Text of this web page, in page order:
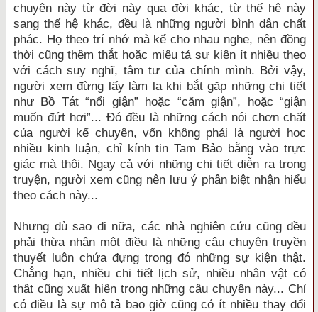
chuyện này từ đời này qua đời khác, từ thế hệ này
sang thế hệ khác, đều là những người bình dân chất
phác. Họ theo trí nhớ mà kể cho nhau nghe, nên đồng
thời cũng thêm thắt hoặc miêu tả sự kiện ít nhiều theo
với cách suy nghĩ, tâm tư của chính mình. Bởi vậy,
người xem đừng lấy làm lạ khi bắt gặp những chi tiết
như Bồ Tát “nổi giận” hoặc “căm giận”, hoặc “giận
muốn đứt hơi”... Đó đều là những cách nói chơn chất
của người kể chuyện, vốn không phải là người học
nhiều kinh luận, chỉ kính tin Tam Bảo bằng vào trực
giác mà thôi. Ngay cả với những chi tiết diễn ra trong
truyện, người xem cũng nên lưu ý phân biệt nhận hiểu
theo cách này...
Nhưng dù sao đi nữa, các nhà nghiên cứu cũng đều
phải thừa nhận một điều là những câu chuyện truyền
thuyết luôn chứa đựng trong đó những sự kiện thật.
Chẳng hạn, nhiều chi tiết lịch sử, nhiều nhân vật có
thật cũng xuất hiện trong những câu chuyện này... Chỉ
có điều là sự mô tả bao giờ cũng có ít nhiều thay đổi